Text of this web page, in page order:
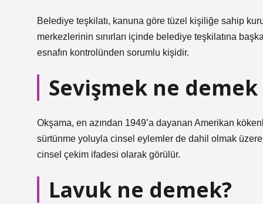
Belediye teşkilatı, kanuna göre tüzel kişiliğe sahip
merkezlerinin sınırları içinde belediye teşkilatına
esnafın kontrolünden sorumlu kişidir.
Sevişmek ne demek
Okşama, en azından 1949’a dayanan Amerikan
sürtünme yoluyla cinsel eylemler de dahil olmak
cinsel çekim ifadesi olarak görülür.
Lavuk ne demek?